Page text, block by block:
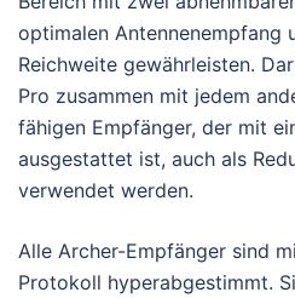
optimalen Antennenempfang
Reichweite gewährleisten.
Pro zusammen mit jedem
fähigen Empfänger, der mit
ausgestattet ist, auch als
verwendet werden.
Alle Archer-Empfänger sind
Protokoll hyperabgestimmt.